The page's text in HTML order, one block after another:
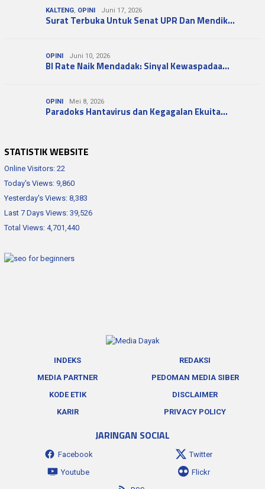
KALTENG, OPINI Juni 17, 2026
Surat Terbuka Untuk Senat UPR Dan Mendik…
OPINI Juni 10, 2026
BI Rate Naik Mendadak: Sinyal Kewaspadaa…
OPINI Mei 8, 2026
Paradoks Hantavirus dan Kegagalan Ekuita…
STATISTIK WEBSITE
Online Visitors: 22
Today's Views: 9,860
Yesterday's Views: 8,383
Last 7 Days Views: 39,526
Total Views: 4,701,440
INDEKS
REDAKSI
MEDIA PARTNER
PEDOMAN MEDIA SIBER
KODE ETIK
DISCLAIMER
KARIR
PRIVACY POLICY
JARINGAN SOCIAL
Facebook
Twitter
Youtube
Flickr